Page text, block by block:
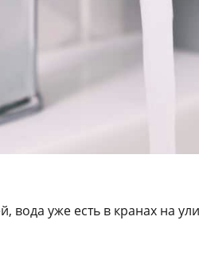
вода уже есть в кранах на